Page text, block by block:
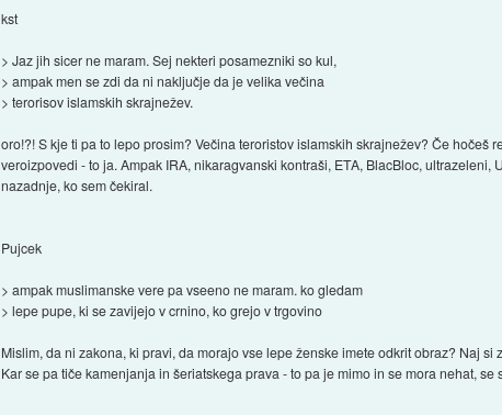
kst
> Jaz jih sicer ne maram. Sej nekteri posamezniki so kul,
> ampak men se zdi da ni naključje da je velika večina
> terorisov islamskih skrajnežev.
oro!?! S kje ti pa to lepo prosim? Večina teroristov islamskih skrajnežev? Če
veroizpovedi - to ja. Ampak IRA, nikaragvanski kontraši, ETA, BlacBloc,
nazadnje, ko sem čekiral.
Pujcek
> ampak muslimanske vere pa vseeno ne maram. ko gledam
> lepe pupe, ki se zavijejo v crnino, ko grejo v trgovino
Mislim, da ni zakona, ki pravi, da morajo vse lepe ženske imete odkrit obraz? Naj si
Kar se pa tiče kamenjanja in šeriatskega prava - to pa je mimo in se mora nehat, se